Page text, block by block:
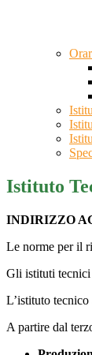
Istituto
INDIRIZZO
Le norme per il
Gli istituti tecnici
L’istituto
A partire dal